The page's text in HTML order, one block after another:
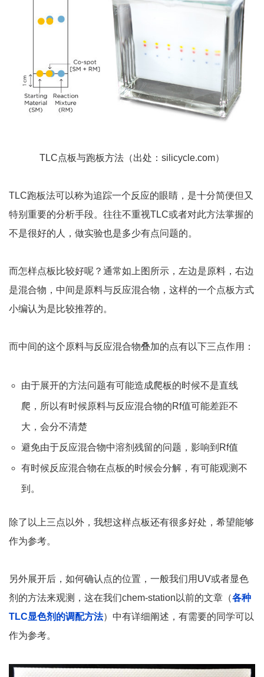
TLC点板与跑板方法（出处：silicycle.com）
TLC跑板法可以称为追踪一个反应的眼睛，是十分简便但又
特别重要的分析手段。往往不重视TLC或者对此方法掌握的
不是很好的人，做实验也是多少有点问题的。
而怎样点板比较好呢？通常如上图所示，左边是原料，右边
是混合物，中间是原料与反应混合物，这样的一个点板方式
小编认为是比较推荐的。
而中间的这个原料与反应混合物叠加的点有以下三点作用：
由于展开的方法问题有可能造成爬板的时候不是直线
爬，所以有时候原料与反应混合物的Rf值可能差距不
大，会分不清楚
避免由于反应混合物中溶剂残留的问题，影响到Rf值
有时候反应混合物在点板的时候会分解，有可能观测不
到。
除了以上三点以外，我想这样点板还有很多好处，希望能够
作为参考。
另外展开后，如何确认点的位置，一般我们用UV或者显色
剂的方法来观测，这在我们chem-station以前的文章（各种
TLC显色剂的调配方法）中有详细阐述，有需要的同学可以
作为参考。